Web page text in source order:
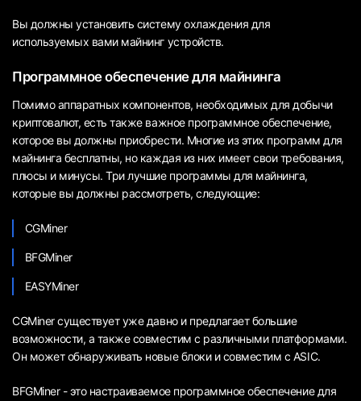
Вы должны установить систему охлаждения для
используемых вами майнинг устройств.
Программное обеспечение для майнинга
Помимо аппаратных компонентов, необходимых для добычи
криптовалют, есть также важное программное обеспечение,
которое вы должны приобрести. Многие из этих программ для
майнинга бесплатны, но каждая из них имеет свои требования,
плюсы и минусы. Три лучшие программы для майнинга,
которые вы должны рассмотреть, следующие:
CGMiner
BFGMiner
EASYMiner
CGMiner существует уже давно и предлагает большие
возможности, а также совместим с различными платформами.
Он может обнаруживать новые блоки и совместим с ASIC.
BFGMiner - это настраиваемое программное обеспечение для